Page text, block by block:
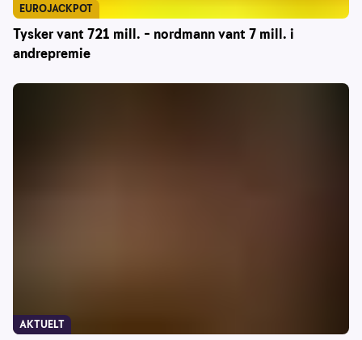
Tysker vant 721 mill. – nordmann vant 7 mill. i
andrepremie
EUROJACKPOT
AKTUELT